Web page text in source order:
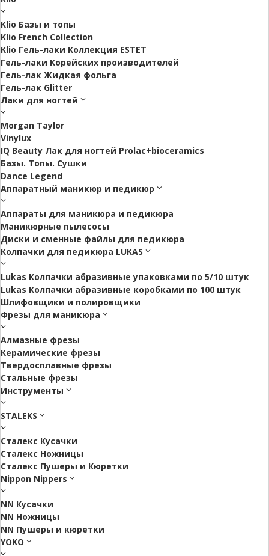
Klio Базы и топы
Klio French Collection
Klio Гель-лаки Коллекция ESTET
Гель-лаки Корейских производителей
Гель-лак Жидкая фольга
Гель-лак Glitter
Лаки для ногтей
Morgan Taylor
Vinylux
IQ Beauty Лак для ногтей Prolac+bioceramics
Базы. Топы. Сушки
Dance Legend
Аппаратный маникюр и педикюр
Аппараты для маникюра и педикюра
Маникюрные пылесосы
Диски и сменные файлы для педикюра
Колпачки для педикюра LUKAS
Lukas Колпачки абразивные упаковками по 5/10 штук
Lukas Колпачки абразивные коробками по 100 штук
Шлифовщики и полировщики
Фрезы для маникюра
Алмазные фрезы
Керамические фрезы
Твердосплавные фрезы
Стальные фрезы
Инструменты
STALEKS
Сталекс Кусачки
Сталекс Ножницы
Сталекс Пушеры и Кюретки
Nippon Nippers
NN Кусачки
NN Ножницы
NN Пушеры и кюретки
YOKO